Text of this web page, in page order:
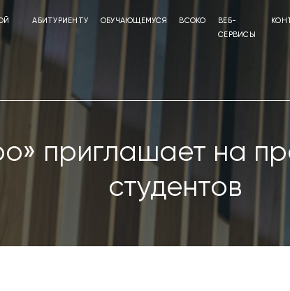
АБИТУРИЕНТУ ОБУЧАЮЩЕМУСЯ ВСОКО
ВЕБ-
СЕРВИСЫ
приглашает на
студентов